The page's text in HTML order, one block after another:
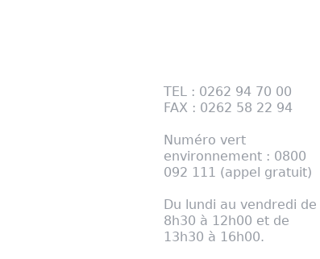
TEL : 0262 94 70 00
FAX : 0262 58 22 94
Numéro vert
environnement : 0800
092 111 (appel gratuit)
Du lundi au vendredi de
8h30 à 12h00 et de
13h30 à 16h00.